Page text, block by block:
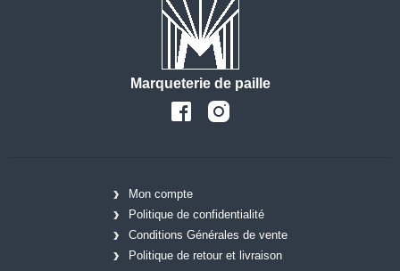
Marqueterie de paille
Mon compte
Politique de confidentialité
Conditions Générales de vente
Politique de retour et livraison